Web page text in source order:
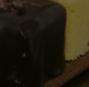
e unite la
al cutter le
pasta
i due composti.
la montata